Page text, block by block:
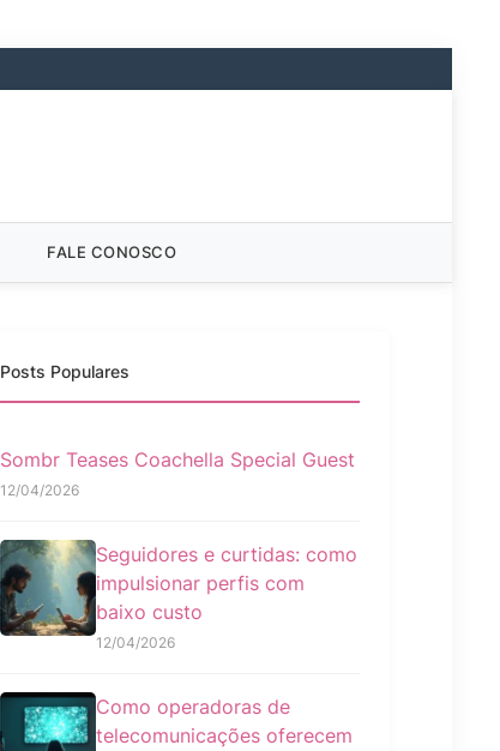
FALE CONOSCO
Posts Populares
Sombr Teases Coachella Special Guest
12/04/2026
Seguidores e curtidas: como
impulsionar perfis com
baixo custo
12/04/2026
Como operadoras de
telecomunicações oferecem